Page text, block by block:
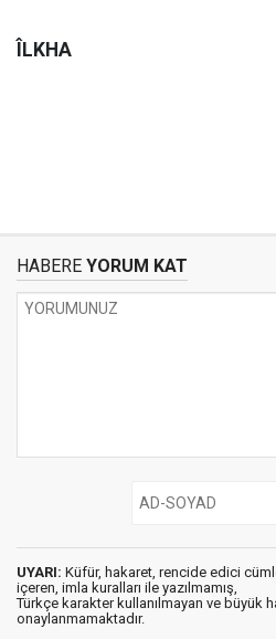
ÎLKHA
HABERE YORUM KAT
UYARI: Küfür, hakaret, rencide edici
içeren, imla kuralları ile yazılmamış,
Türkçe karakter kullanılmayan ve büyük
onaylanmamaktadır.